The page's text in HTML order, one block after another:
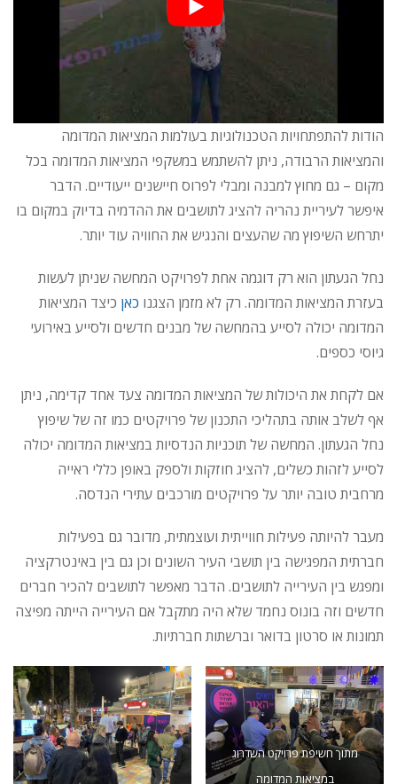
הודות להתפתחויות הטכנולוגיות בעולמות המציאות המדומה
והמציאות הרבודה, ניתן להשתמש במשקפי המציאות המדומה בכל
מקום – גם מחוץ למבנה ומבלי לפרוס חיישנים ייעודיים. הדבר
איפשר לעיריית נהריה להציג לתושבים את ההדמיה בדיוק במקום בו
יתרחש השיפוץ מה שהעצים והנגיש את החוויה עוד יותר.
נחל הגעתון הוא רק דוגמה אחת לפרויקט המחשה שניתן לעשות
בעזרת המציאות המדומה. רק לא מזמן הצגנו כאן כיצד המציאות
המדומה יכולה לסייע בהמחשה של מבנים חדשים ולסייע באירועי
גיוסי כספים.
אם לקחת את היכולות של המציאות המדומה צעד אחד קדימה, ניתן
אף לשלב אותה בתהליכי התכנון של פרויקטים כמו זה של שיפוץ
נחל הגעתון. המחשה של תוכניות הנדסיות במציאות המדומה יכולה
לסייע לזהות כשלים, להציג חוזקות ולספק באופן כללי ראייה
מרחבית טובה יותר על פרויקטים מורכבים עתירי הנדסה.
מעבר להיותה פעילות חווייתית ועוצמתית, מדובר גם בפעילות
חברתית המפגישה בין תושבי העיר השונים וכן גם בין באינטרקציה
ומפגש בין העירייה לתושבים. הדבר מאפשר לתושבים להכיר חברים
חדשים וזה בונוס נחמד שלא היה מתקבל אם העירייה הייתה מפיצה
תמונות או סרטון בדואר וברשתות חברתיות.
מתוך חשיפת פרויקט השדרוג
במציאות המדומה